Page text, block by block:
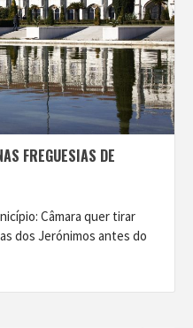
FREGUESIAS DE
Câmara quer tirar
dos Jerónimos antes do